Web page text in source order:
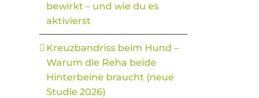
bewirkt – und wie du es
aktivierst
Kreuzbandriss beim Hund –
Warum die Reha beide
Hinterbeine braucht (neue
Studie 2026)